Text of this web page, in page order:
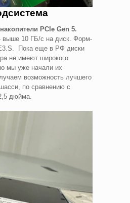
PCIe Gen 5.
выше 10 ГБ/с на диск. Форм-
Пока еще в РФ диски
не имеют широкого
мы уже начали их
возможность лучшего
по сравнению с
дюйма.